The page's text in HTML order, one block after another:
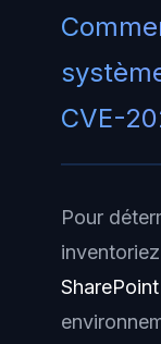
CVE-
Pour